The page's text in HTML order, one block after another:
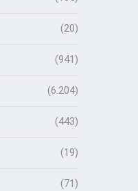
(20)
(941)
(6.204)
(443)
(19)
(71)